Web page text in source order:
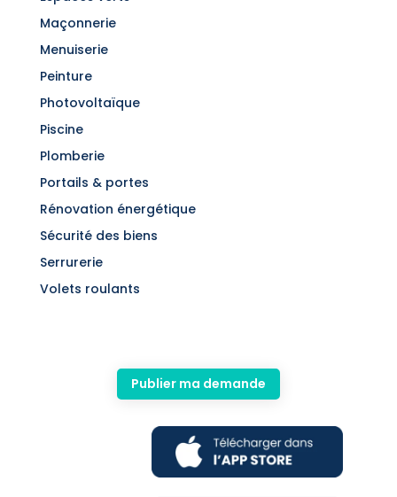
Maçonnerie
Menuiserie
Peinture
Photovoltaïque
Piscine
Plomberie
Portails & portes
Rénovation énergétique
Sécurité des biens
Serrurerie
Volets roulants
Publier ma demande